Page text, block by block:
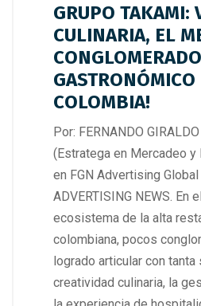
GRUPO TAKAMI:
CULINARIA, EL
CONGLOMERADO
GASTRONÓMICO
COLOMBIA!
Por: FERNANDO
(Estratega en Mercadeo y
en FGN Advertising
ADVERTISING NEWS. En
ecosistema de la alta
colombiana, pocos
logrado articular con tanta
creatividad culinaria, la